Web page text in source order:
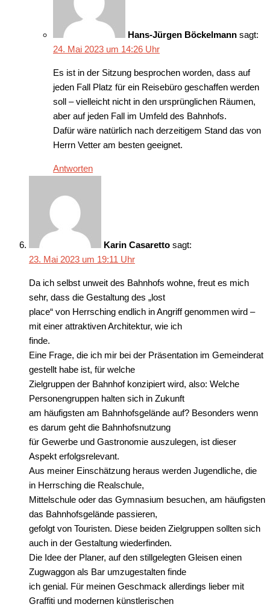
Hans-Jürgen Böckelmann sagt:
24. Mai 2023 um 14:26 Uhr
Es ist in der Sitzung besprochen worden, dass auf
jeden Fall Platz für ein Reisebüro geschaffen werden
soll – vielleicht nicht in den ursprünglichen Räumen,
aber auf jeden Fall im Umfeld des Bahnhofs.
Dafür wäre natürlich nach derzeitigem Stand das von
Herrn Vetter am besten geeignet.
Antworten
Karin Casaretto sagt:
23. Mai 2023 um 19:11 Uhr
Da ich selbst unweit des Bahnhofs wohne, freut es mich
sehr, dass die Gestaltung des „lost
place“ von Herrsching endlich in Angriff genommen wird –
mit einer attraktiven Architektur, wie ich
finde.
Eine Frage, die ich mir bei der Präsentation im Gemeinderat
gestellt habe ist, für welche
Zielgruppen der Bahnhof konzipiert wird, also: Welche
Personengruppen halten sich in Zukunft
am häufigsten am Bahnhofsgelände auf? Besonders wenn
es darum geht die Bahnhofsnutzung
für Gewerbe und Gastronomie auszulegen, ist dieser
Aspekt erfolgsrelevant.
Aus meiner Einschätzung heraus werden Jugendliche, die
in Herrsching die Realschule,
Mittelschule oder das Gymnasium besuchen, am häufigsten
das Bahnhofsgelände passieren,
gefolgt von Touristen. Diese beiden Zielgruppen sollten sich
auch in der Gestaltung wiederfinden.
Die Idee der Planer, auf den stillgelegten Gleisen einen
Zugwaggon als Bar umzugestalten finde
ich genial. Für meinen Geschmack allerdings lieber mit
Graffiti und modernen künstlerischen